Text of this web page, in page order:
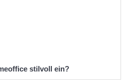
stilvoll ein?